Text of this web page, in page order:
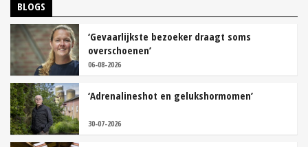
BLOGS
‘Gevaarlijkste bezoeker draagt soms
overschoenen’
06-08-2026
‘Adrenalineshot en gelukshormomen’
30-07-2026